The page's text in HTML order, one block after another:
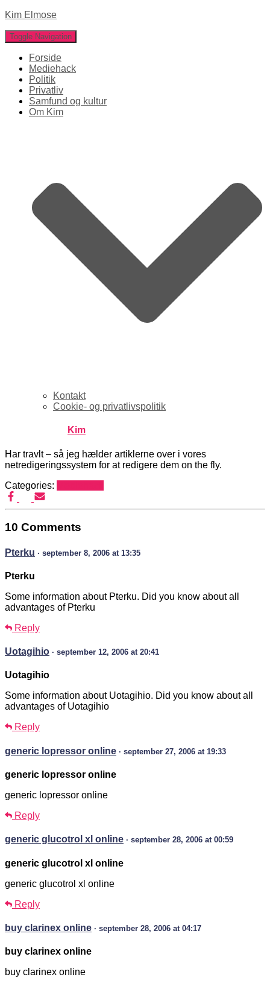
Kim Elmose
Toggle Navigation
Forside
Mediehack
Politik
Privatliv
Samfund og kultur
Om Kim
Kontakt
Cookie- og privatlivspolitik
Kim
Har travlt – så jeg hælder artiklerne over i vores
netredigeringssystem for at redigere dem on the fly.
Categories:
10 Comments
Pterku · september 8, 2006 at 13:35
Pterku
Some information about Pterku. Did you know about all
advantages of Pterku
Reply
Uotagihio · september 12, 2006 at 20:41
Uotagihio
Some information about Uotagihio. Did you know about all
advantages of Uotagihio
Reply
generic lopressor online · september 27, 2006 at 19:33
generic lopressor online
generic lopressor online
Reply
generic glucotrol xl online · september 28, 2006 at 00:59
generic glucotrol xl online
generic glucotrol xl online
Reply
buy clarinex online · september 28, 2006 at 04:17
buy clarinex online
buy clarinex online